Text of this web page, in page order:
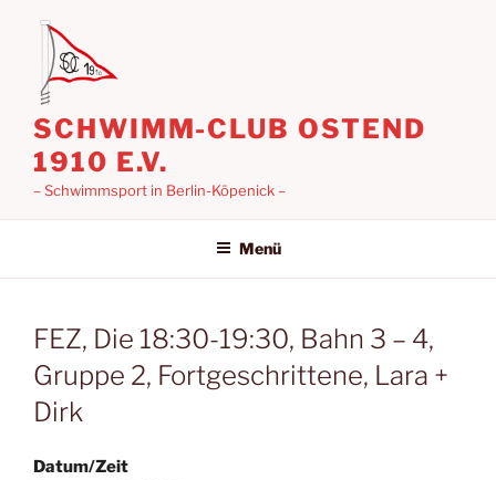
springen
SCHWIMM-CLUB OSTEND
1910 E.V.
– Schwimmsport in Berlin-Köpenick –
Menü
FEZ, Die 18:30-19:30, Bahn 3 – 4,
Gruppe 2, Fortgeschrittene, Lara +
Dirk
Datum/Zeit